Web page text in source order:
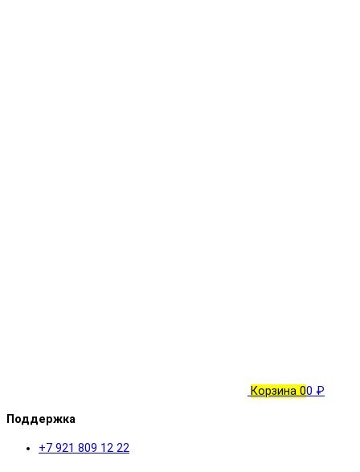
Корзина 00 ₽
Поддержка
+7 921 809 12 22